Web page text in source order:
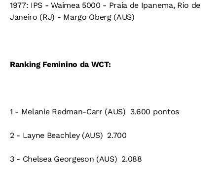
1977: IPS - Waimea 5000 - Praia de Ipanema, Rio de
Janeiro (RJ) - Margo Oberg (AUS)
Ranking Feminino da WCT:
1 - Melanie Redman-Carr (AUS)  3.600 pontos
2 - Layne Beachley (AUS)  2.700
3 - Chelsea Georgeson (AUS)  2.088